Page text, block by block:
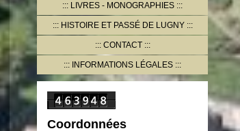
LIVRES - MONOGRAPHIES
HISTOIRE ET PASSÉ DE LUGNY
CONTACT
INFORMATIONS LÉGALES
Coordonnées